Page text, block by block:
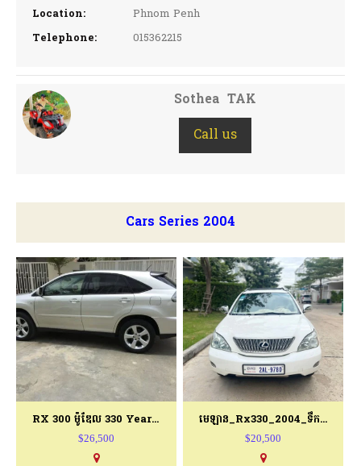
Location:
Phnom Penh
Telephone:
015362215
Sothea TAK
Call us
Cars Series 2004
RX 300 ម៉ូឌែល 330 Year 2004 Collar
$26,500
មេឡាន_Rx330_2004_ទឹកថ្នាំស៊ីន
$20,500